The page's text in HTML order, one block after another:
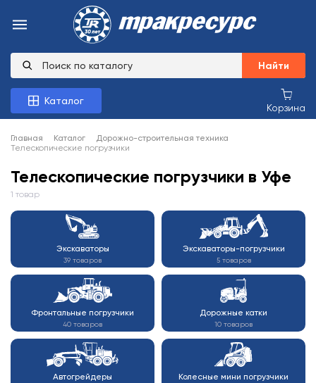
Найти
Каталог
Корзина
Главная Каталог
Дорожно-строительная техника
Телескопические погрузчики
Телескопические погрузчики в Уфе
1 товар
Экскаваторы
39 товаров
Экскаваторы-погрузчики
5 товаров
Фронтальные погрузчики
40 товаров
Дорожные катки
10 товаров
Автогрейдеры Колесные мини погрузчики